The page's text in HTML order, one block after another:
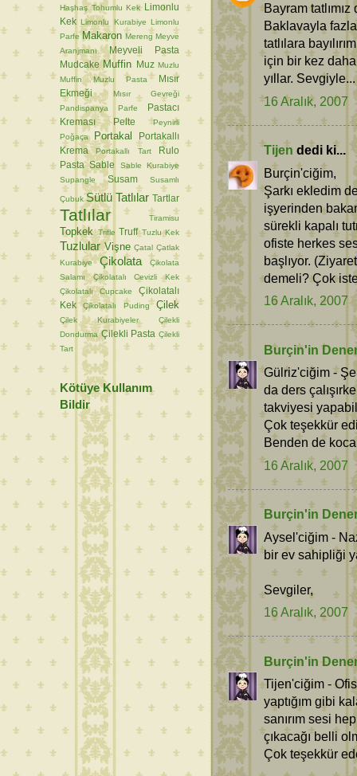
Bayram
Baklavayla
tatlılara
için bir kez
yıllar. Sevgiyle...
16 Aralık, 2007
Tijen dedi ki...
Burçin'ciğim,
Şarkı ekledim
işyerinden
sürekli kapalı
ofiste herkes
başlıyor.
demeli? Çok
16 Aralık, 2007
Burçin'in
Gülriz'ciğim -
da ders
takviyesi
Çok teşekkür
Benden de
16 Aralık, 2007
Burçin'in
Aysel'ciğim -
bir ev sahipliği
Sevgiler,
16 Aralık, 2007
Burçin'in
Tijen'ciğim -
yaptığım gibi
sanırım sesi
çıkacağı belli
Çok teşekkür
Haşhaş Tohumlu Kek
Limonlu
Kek Limonlu Kurabiye Limonlu
Parfe Makaron Mereng Meyve
Aranjmanı
Meyveli Pasta
Mudcake Muffin Muz Muzlu
Muffin
Muzlu Pasta
Mısır
Ekmeği
Mısır Gevreği
Pandispanya
Parfe
Pastacı
Kreması
Pelte
Peynirli
Poğaça
Portakal
Portakallı
Krema
Portakallı Tart
Rulo
Pasta Sable
Sable Kurabiye
Supangle
Susam Susamlı
Çubuk Sütlü Tatlılar Tartlar
Tatlılar Tiramisu
Topkek Trifle Truff Tuzlu Kek
Tuzlular Vişne Çatal Çatlak
Kurabiye
Çikolata
Çikolata
Salamı
Çikolatalı Cevizli Kek
Çikolatalı Cupcake
Çikolatalı
Kek
Çikolatalı Puding Çilek
Çilek Kurabiyeler
Çilekli
Dondurma Çilekli Pasta Çilekli
Tart
Kötüye Kullanım
Bildir